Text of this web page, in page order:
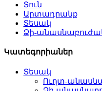
Տուն
Արտադրանք
Տեսակ
Ձի-
Կատեգորիաներ
Տեսակ
Ուղտ-